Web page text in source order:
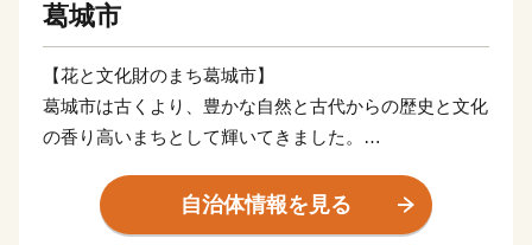
葛城市
【花と文化財のまち葛城市】
葛城市は古くより、豊かな自然と古代からの歴史と文化
の香り高いまちとして輝いてきました。
自治体情報を見る